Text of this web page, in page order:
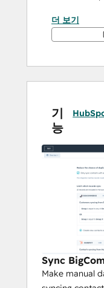
Sync
teams
adapt
and
as
new
Track
더 보기
기
능
Sync
Make manual